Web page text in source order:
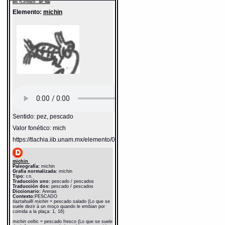
Notas:ch-- c$--
Gran Diccionario Náhuatl [en línea].
08-2020]. Disponible en la Web
http://www.gdn.unam.mx/contexto/10997
MH: TLATENCO - 387_558r
Elemento: michin
Sentido: pez, pescado
Valor fonético: mich
https://tlachia.iib.unam.mx/elemento/02.03.05
michin
Paleografía:michin
Grafía normalizada:michin
Tipo:r.n.
Traducción uno:pescado / pescados
Traducción dos:pescado / pescados
Diccionario: Arenas
Contexto:PESCADO
tlaztahuilli michin = pescado salado (Lo que se
suele dezir à un moço quando le embian por
comida a la plaça: 1, 16)
michin celtic = pescado fresco (Lo que se suele